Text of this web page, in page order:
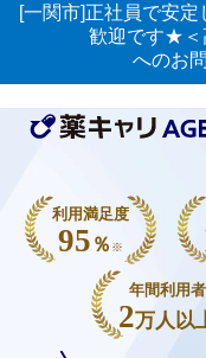
[一関市]正社員で安
歓迎です★＜
へのお
利用満足度
95 ％ ※
年間利用者
2万人以